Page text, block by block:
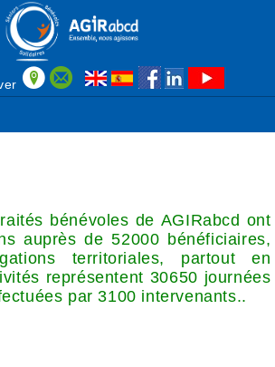
bénévoles de AGIRabcd ont
auprès de 52000 bénéficiaires,
territoriales, partout en
représentent 30650 journées
par 3100 intervenants..